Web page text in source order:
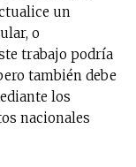
un
o
trabajo podría
también debe
los
nacionales